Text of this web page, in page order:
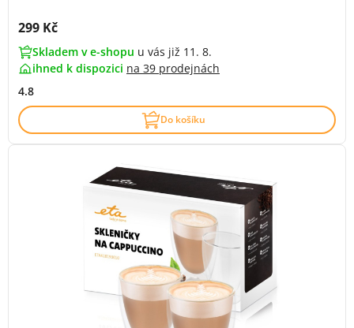
Cena s DPH:
299 Kč
Skladem v e-shopu u vás již 11. 8.
ihned k dispozici na 39 prodejnách
4.8
Do košíku